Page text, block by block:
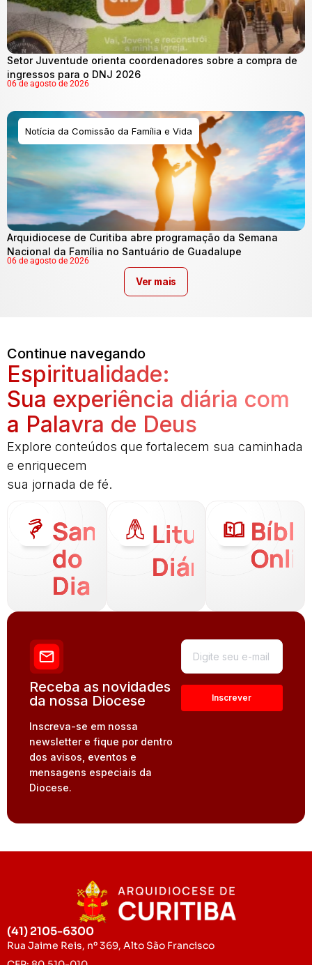
Setor Juventude orienta coordenadores sobre a compra de
ingressos para o DNJ 2026
06 de agosto de 2026
Notícia da Comissão da Família e Vida
Arquidiocese de Curitiba abre programação da Semana
Nacional da Família no Santuário de Guadalupe
06 de agosto de 2026
Ver mais
Continue navegando
Espiritualidade:
Sua experiência diária com
a Palavra de Deus
Explore conteúdos que fortalecem sua caminhada
e enriquecem
sua jornada de fé.
Santo
do
Dia
Liturgia
Diária
Receba as novidades
da nossa Diocese
Inscreva-se em nossa
newsletter e fique por dentro
dos avisos, eventos e
mensagens especiais da
Diocese.
(41) 2105-6300
Rua Jaime Reis, nº 369, Alto São Francisco